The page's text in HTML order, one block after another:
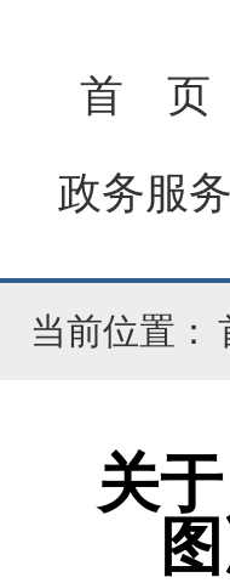
首 页
政务服务
当前位置：
关